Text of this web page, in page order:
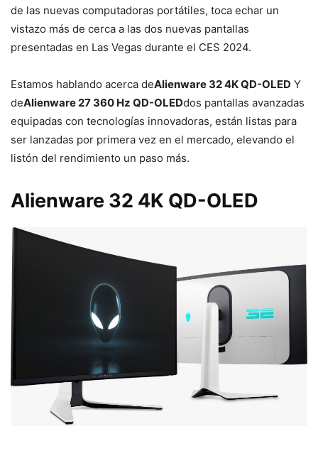
de las nuevas computadoras portátiles, toca echar un
vistazo más de cerca a las dos nuevas pantallas
presentadas en Las Vegas durante el CES 2024.
Estamos hablando acerca deAlienware 32 4K QD-OLED Y
deAlienware 27 360 Hz QD-OLEDdos pantallas avanzadas
equipadas con tecnologías innovadoras, están listas para
ser lanzadas por primera vez en el mercado, elevando el
listón del rendimiento un paso más.
Alienware 32 4K QD-OLED